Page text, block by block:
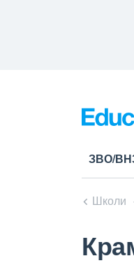
ЗВО/
Школи